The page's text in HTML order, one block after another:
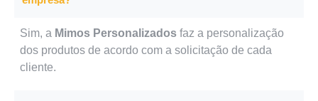
Sim, a Mimos Personalizados faz a personalização
dos produtos de acordo com a solicitação de cada
cliente.